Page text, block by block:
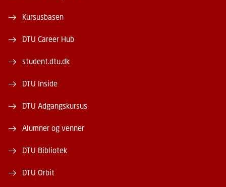
Kursusbasen
DTU Career Hub
student.dtu.dk
DTU Inside
DTU Adgangskursus
Alumner og venner
DTU Bibliotek
DTU Orbit